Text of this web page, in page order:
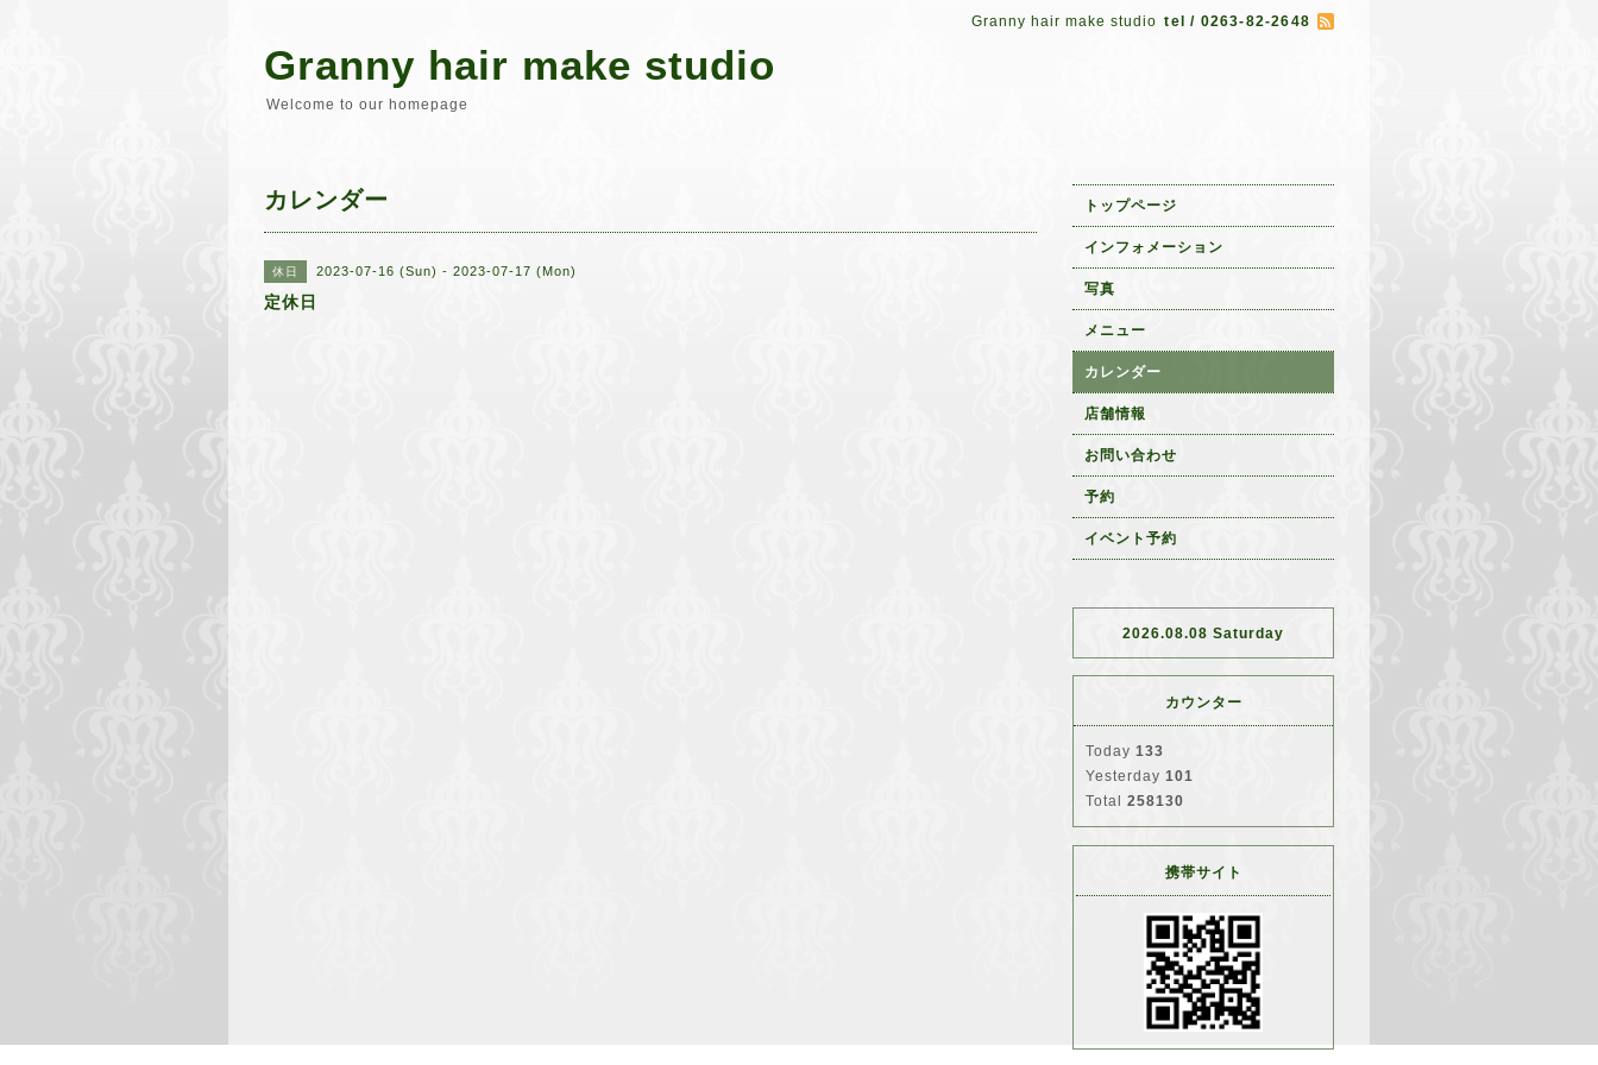
Granny hair make studio tel / 0263-82-2648
Granny hair make studio
Welcome to our homepage
カレンダー
休日 2023-07-16 (Sun) - 2023-07-17 (Mon)
定休日
トップページ
インフォメーション
写真
メニュー
カレンダー
店舗情報
お問い合わせ
予約
イベント予約
2026.08.08 Saturday
カウンター
Today 133
Yesterday 101
Total 258130
携帯サイト